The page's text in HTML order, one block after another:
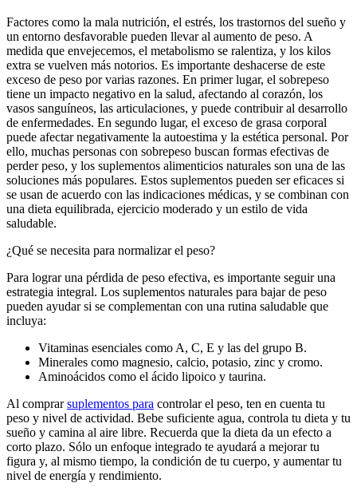
Factores como la mala nutrición, el estrés, los trastornos del sueño y
un entorno desfavorable pueden llevar al aumento de peso. A
medida que envejecemos, el metabolismo se ralentiza, y los kilos
extra se vuelven más notorios. Es importante deshacerse de este
exceso de peso por varias razones. En primer lugar, el sobrepeso
tiene un impacto negativo en la salud, afectando al corazón, los
vasos sanguíneos, las articulaciones, y puede contribuir al desarrollo
de enfermedades. En segundo lugar, el exceso de grasa corporal
puede afectar negativamente la autoestima y la estética personal. Por
ello, muchas personas con sobrepeso buscan formas efectivas de
perder peso, y los suplementos alimenticios naturales son una de las
soluciones más populares. Estos suplementos pueden ser eficaces si
se usan de acuerdo con las indicaciones médicas, y se combinan con
una dieta equilibrada, ejercicio moderado y un estilo de vida
saludable.
¿Qué se necesita para normalizar el peso?
Para lograr una pérdida de peso efectiva, es importante seguir una
estrategia integral. Los suplementos naturales para bajar de peso
pueden ayudar si se complementan con una rutina saludable que
incluya:
Vitaminas esenciales como A, C, E y las del grupo B.
Minerales como magnesio, calcio, potasio, zinc y cromo.
Aminoácidos como el ácido lipoico y taurina.
Al comprarsuplementos para controlar el peso, ten en cuenta tu
peso y nivel de actividad. Bebe suficiente agua, controla tu dieta y tu
sueño y camina al aire libre. Recuerda que la dieta da un efecto a
corto plazo. Sólo un enfoque integrado te ayudará a mejorar tu
figura y, al mismo tiempo, la condición de tu cuerpo, y aumentar tu
nivel de energía y rendimiento.